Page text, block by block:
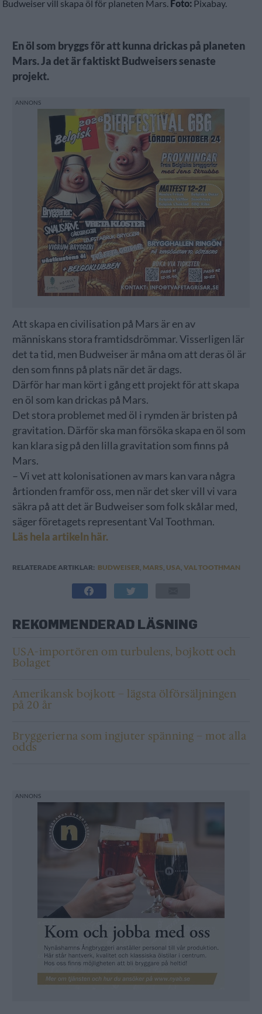
Budweiser vill skapa öl för planeten Mars. Foto: Pixabay.
En öl som bryggs för att kunna drickas på planeten
Mars. Ja det är faktiskt Budweisers senaste
projekt.
Att skapa en civilisation på Mars är en av
människans stora framtidsdrömmar. Visserligen lär
det ta tid, men Budweiser är måna om att deras öl är
den som finns på plats när det är dags.
Därför har man kört i gång ett projekt för att skapa
en öl som kan drickas på Mars.
Det stora problemet med öl i rymden är bristen på
gravitation. Därför ska man försöka skapa en öl som
kan klara sig på den lilla gravitation som finns på
Mars.
– Vi vet att kolonisationen av mars kan vara några
årtionden framför oss, men när det sker vill vi vara
säkra på att det är Budweiser som folk skålar med,
säger företagets representant Val Toothman.
Läs hela artikeln här.
RELATERADE ARTIKLAR: BUDWEISER MARS USA VAL TOOTHMAN
REKOMMENDERAD LÄSNING
USA-importören om turbulens, bojkott och
Bolaget
Amerikansk bojkott – lägsta ölförsäljningen
på 20 år
Bryggerierna som ingjuter spänning – mot alla
odds